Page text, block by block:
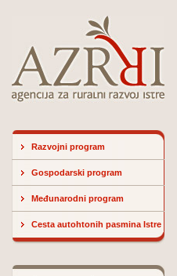
Razvojni program
Gospodarski program
Međunarodni program
Cesta autohtonih pasmina Istre